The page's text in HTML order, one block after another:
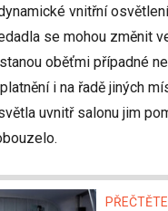
vnitřní
se mohou změnit
oběťmi případné
i na řadě jiných
uvnitř salonu jim